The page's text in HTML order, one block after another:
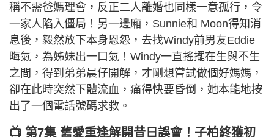
稱不需爸媽理會，反正二人離婚也同樣一意孤行，令
一家人陷入僵局！另一邊廂，Sunnie和 Moon得知消
息後，毅然放下本身恩怨，去找Windy前男友Eddie
晦氣，為姊妹出一口氣！Windy一直搖擺在生與不生
之間，得到弟弟晨仔開解，才剛想嘗試做個好媽媽，
卻在此時突然下體流血，痛得快要昏倒，她本能地按
出了一個電話號碼求救。
📺 第7集 舊愛重逢解開昔日誤會！子柏終獲初